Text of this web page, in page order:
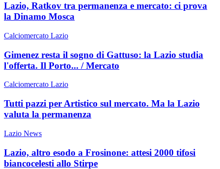
Lazio, Ratkov tra permanenza e mercato: ci prova
la Dinamo Mosca
Calciomercato Lazio
Gimenez resta il sogno di Gattuso: la Lazio studia
l'offerta. Il Porto... / Mercato
Calciomercato Lazio
Tutti pazzi per Artistico sul mercato. Ma la Lazio
valuta la permanenza
Lazio News
Lazio, altro esodo a Frosinone: attesi 2000 tifosi
biancocelesti allo Stirpe